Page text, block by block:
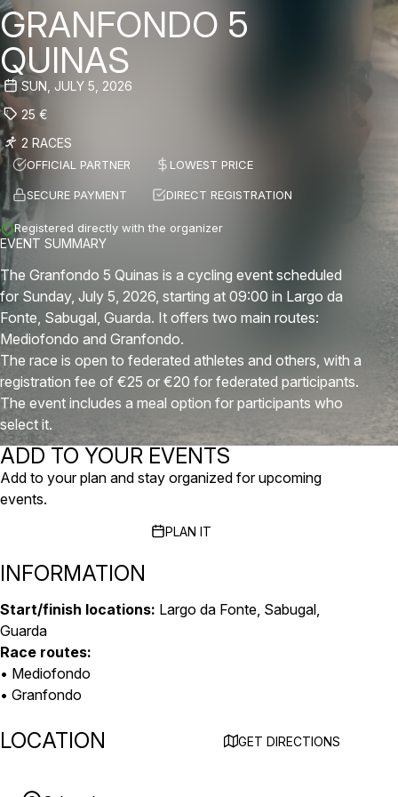
GRANFONDO 5
QUINAS
SUN, JULY 5, 2026
25 €
2 RACES
OFFICIAL PARTNER LOWEST PRICE
SECURE PAYMENT DIRECT REGISTRATION
Registered directly with the organizer
EVENT SUMMARY
The Granfondo 5 Quinas is a cycling event scheduled
for Sunday, July 5, 2026, starting at 09:00 in Largo da
Fonte, Sabugal, Guarda. It offers two main routes:
Mediofondo and Granfondo.
The race is open to federated athletes and others, with a
registration fee of €25 or €20 for federated participants.
The event includes a meal option for participants who
select it.
ADD TO YOUR EVENTS
Add to your plan and stay organized for upcoming
events.
PLAN IT
INFORMATION
Start/finish locations: Largo da Fonte, Sabugal,
Guarda
Race routes:
• Mediofondo
• Granfondo
LOCATION GET DIRECTIONS